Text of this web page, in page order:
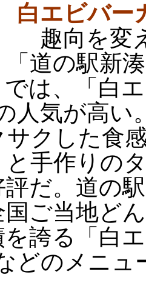
白エビバー
趣向を変
道の駅新
では、「白
人気が高
クした食
と手作りの
だ。道の
ご当地ど
誇る「白
などのメニ